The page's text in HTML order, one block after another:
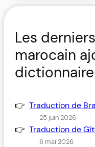
Les
marocain
dictionnaire
Traduction de
25 juin 2026
Traduction de
6 mai 2026